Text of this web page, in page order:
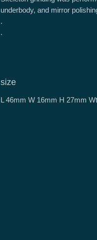
underbody, and mirror
.
.
size
L 46mm W 16mm H 27mm